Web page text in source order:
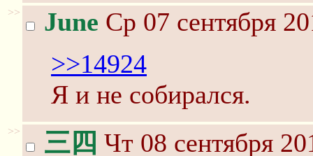
>> June Ср 07 сентября
>>14924
Я и не собирался.
>> 三四 Чт 08 сентября